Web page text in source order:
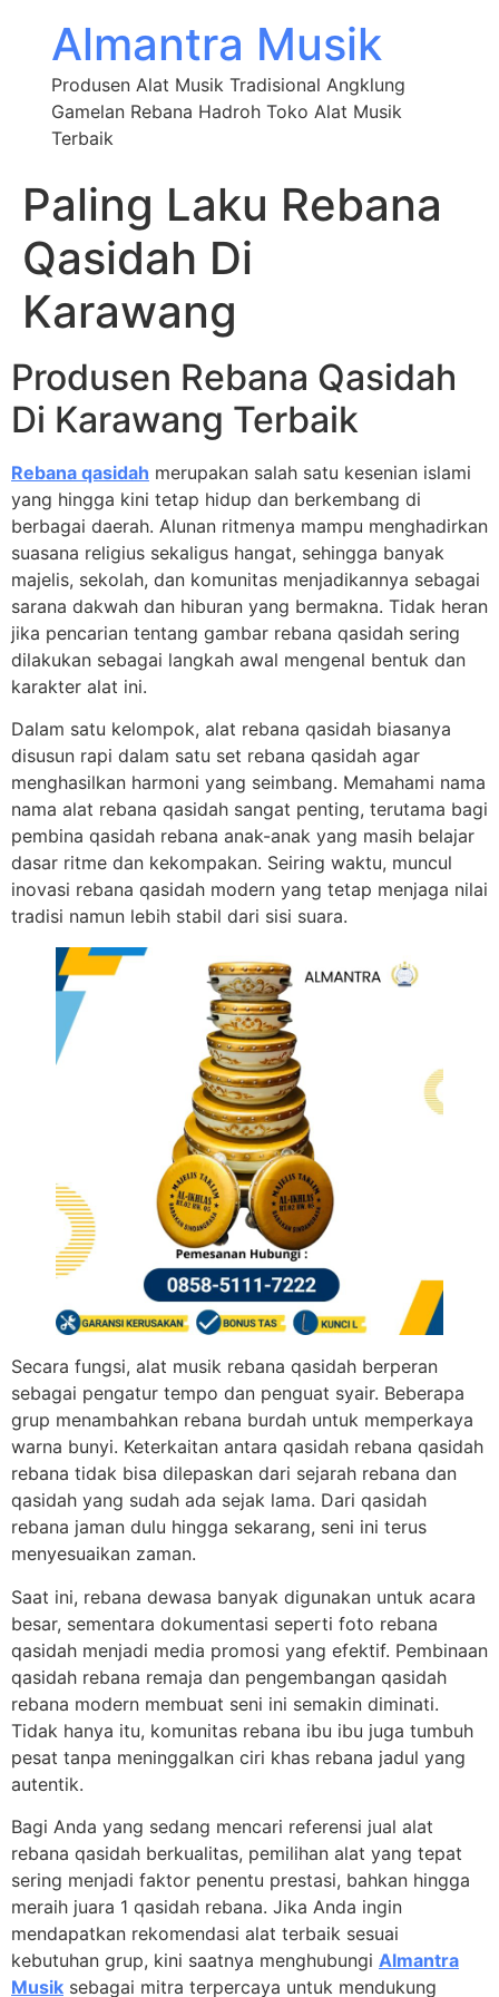
Almantra Musik
Produsen Alat Musik Tradisional Angklung
Gamelan Rebana Hadroh Toko Alat Musik
Terbaik
Paling Laku Rebana
Qasidah Di
Karawang
Produsen Rebana Qasidah
Di Karawang Terbaik
Rebana qasidah merupakan salah satu kesenian islami
yang hingga kini tetap hidup dan berkembang di
berbagai daerah. Alunan ritmenya mampu menghadirkan
suasana religius sekaligus hangat, sehingga banyak
majelis, sekolah, dan komunitas menjadikannya sebagai
sarana dakwah dan hiburan yang bermakna. Tidak heran
jika pencarian tentang gambar rebana qasidah sering
dilakukan sebagai langkah awal mengenal bentuk dan
karakter alat ini.
Dalam satu kelompok, alat rebana qasidah biasanya
disusun rapi dalam satu set rebana qasidah agar
menghasilkan harmoni yang seimbang. Memahami nama
nama alat rebana qasidah sangat penting, terutama bagi
pembina qasidah rebana anak-anak yang masih belajar
dasar ritme dan kekompakan. Seiring waktu, muncul
inovasi rebana qasidah modern yang tetap menjaga nilai
tradisi namun lebih stabil dari sisi suara.
Secara fungsi, alat musik rebana qasidah berperan
sebagai pengatur tempo dan penguat syair. Beberapa
grup menambahkan rebana burdah untuk memperkaya
warna bunyi. Keterkaitan antara qasidah rebana qasidah
rebana tidak bisa dilepaskan dari sejarah rebana dan
qasidah yang sudah ada sejak lama. Dari qasidah
rebana jaman dulu hingga sekarang, seni ini terus
menyesuaikan zaman.
Saat ini, rebana dewasa banyak digunakan untuk acara
besar, sementara dokumentasi seperti foto rebana
qasidah menjadi media promosi yang efektif. Pembinaan
qasidah rebana remaja dan pengembangan qasidah
rebana modern membuat seni ini semakin diminati.
Tidak hanya itu, komunitas rebana ibu ibu juga tumbuh
pesat tanpa meninggalkan ciri khas rebana jadul yang
autentik.
Bagi Anda yang sedang mencari referensi jual alat
rebana qasidah berkualitas, pemilihan alat yang tepat
sering menjadi faktor penentu prestasi, bahkan hingga
meraih juara 1 qasidah rebana. Jika Anda ingin
mendapatkan rekomendasi alat terbaik sesuai
kebutuhan grup, kini saatnya menghubungi Almantra
Musik sebagai mitra terpercaya untuk mendukung